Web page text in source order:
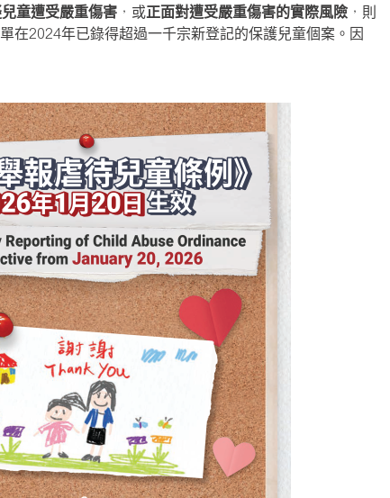
童遭受嚴重傷害 ，或正面對遭受嚴重傷害的實際風險 ，則
在2024年已錄得超過一千宗新登記的保護兒童個案。因